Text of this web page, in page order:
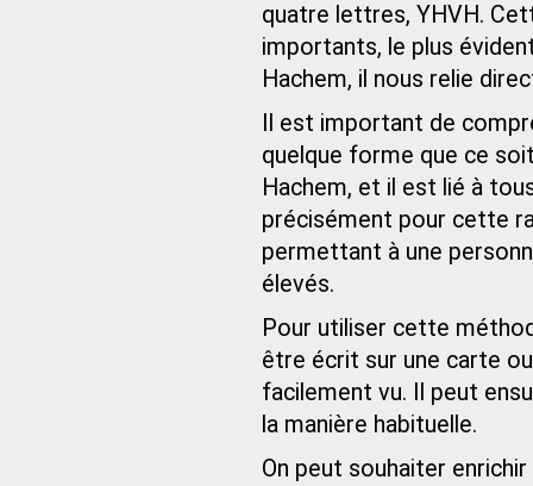
quatre lettres, YHVH.
importants, le plus
Hachem, il nous relie
Il est important de
quelque forme que ce
Hachem, et il est lié à
précisément pour cette
permettant à une
élevés.
Pour utiliser cette
être écrit sur une carte
facilement vu. Il peut
la manière habituelle.
On peut souhaiter